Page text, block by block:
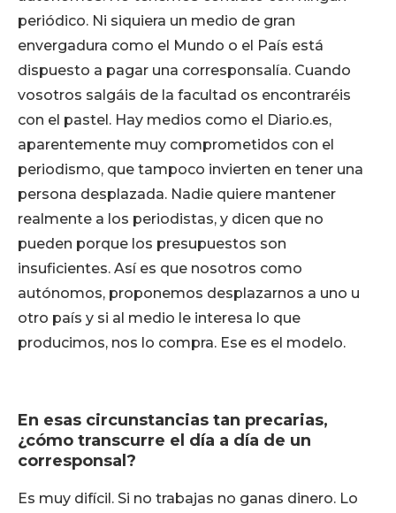
periódico. Ni siquiera un medio de gran
envergadura como el Mundo o el País está
dispuesto a pagar una corresponsalía. Cuando
vosotros salgáis de la facultad os encontraréis
con el pastel. Hay medios como el Diario.es,
aparentemente muy comprometidos con el
periodismo, que tampoco invierten en tener una
persona desplazada. Nadie quiere mantener
realmente a los periodistas, y dicen que no
pueden porque los presupuestos son
insuficientes. Así es que nosotros como
autónomos, proponemos desplazarnos a uno u
otro país y si al medio le interesa lo que
producimos, nos lo compra. Ese es el modelo.
En esas circunstancias tan precarias,
¿cómo transcurre el día a día de un
corresponsal?
Es muy difícil. Si no trabajas no ganas dinero. Lo